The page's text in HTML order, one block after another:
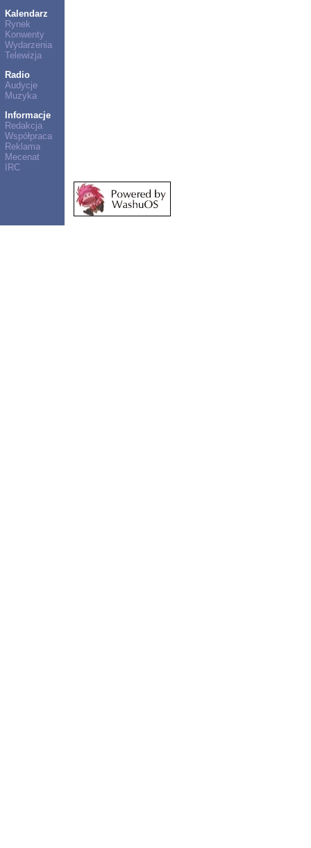
Kalendarz
Rynek
Konwenty
Wydarzenia
Telewizja
Radio
Audycje
Muzyka
Informacje
Redakcja
Współpraca
Reklama
Mecenat
IRC